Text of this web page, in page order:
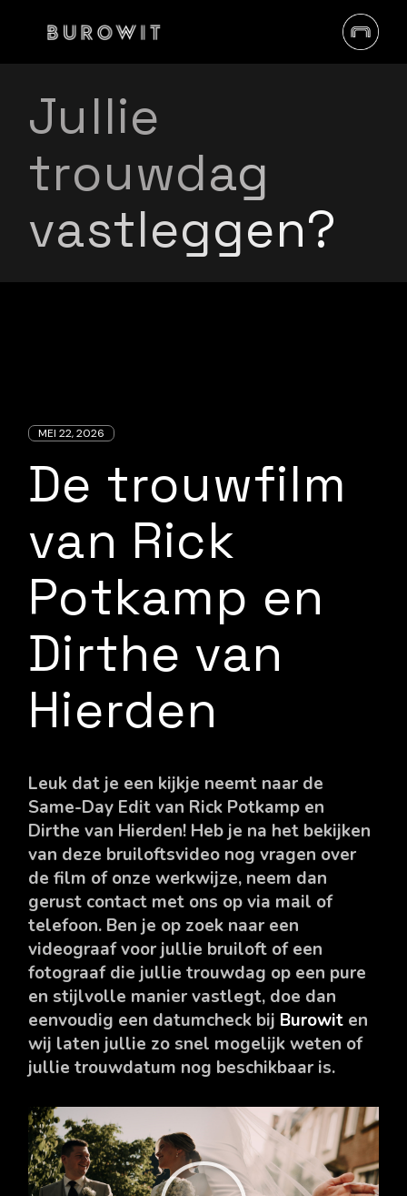
Jullie
trouwdag
vastleggen?
MEI 22, 2026
De trouwfilm
van Rick
Potkamp en
Dirthe van
Hierden
Leuk dat je een kijkje neemt naar de
Same-Day Edit van Rick Potkamp en
Dirthe van Hierden! Heb je na het bekijken
van deze bruiloftsvideo nog vragen over
de film of onze werkwijze, neem dan
gerust contact met ons op via mail of
telefoon. Ben je op zoek naar een
videograaf voor jullie bruiloft of een
fotograaf die jullie trouwdag op een pure
en stijlvolle manier vastlegt, doe dan
eenvoudig een datumcheck bij Burowit en
wij laten jullie zo snel mogelijk weten of
jullie trouwdatum nog beschikbaar is.